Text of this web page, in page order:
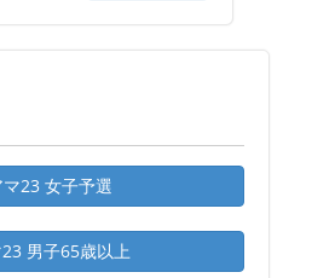
マ23 女子予選
男子65歳以上